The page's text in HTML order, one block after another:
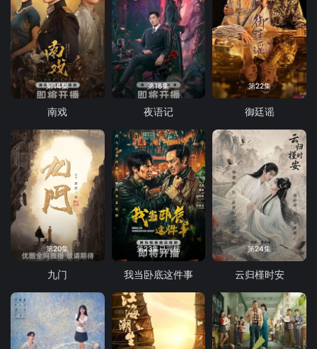
第14集
南戏
第18集
夜语记
第22集
御廷谣
第20集
九门
第23集已完结
我当卧底这件事
第24集
云归槿时安